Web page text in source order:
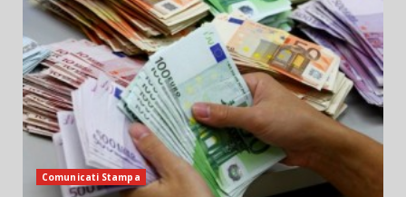
Comunicati Stampa